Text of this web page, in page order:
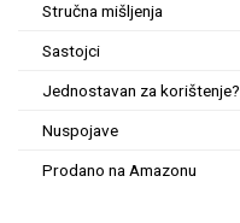
Stručna mišljenja
Sastojci
Jednostavan za korištenje?
Nuspojave
Prodano na Amazonu